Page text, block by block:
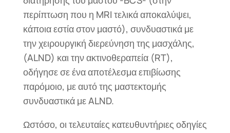
περίπτωση που η MRI τελικά αποκαλύψει,
κάποια εστία στον μαστό), συνδυαστικά με
την χειρουργική διερεύνηση της μασχάλης,
(ALND) και την ακτινοθεραπεία (RT),
οδήγησε σε ένα αποτέλεσμα επιβίωσης
παρόμοιο, με αυτό της μαστεκτομής
συνδυαστικά με ALND.
Ωστόσο, οι τελευταίες κατευθυντήριες οδηγίες